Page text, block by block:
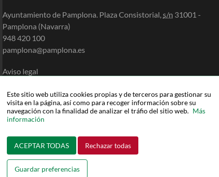
Este sitio web utiliza cookies propias y de terceros para gestionar su
visita en la página, así como para recoger información sobre su
navegación con la finalidad de analizar el tráfio del sitio web. Más
información
ACEPTAR TODAS Rechazar todas
Guardar preferencias
Ayuntamiento de Pamplona. Plaza Consistorial, s/n 31001 -
Pamplona (Navarra)
948 420 100
pamplona@pamplona.es
Aviso legal
Política de cookies
Política de privacidad
Mapa de la Sede